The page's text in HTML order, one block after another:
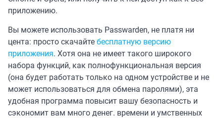
приложению.
Вы можете использовать Passwarden, не платя ни
цента: просто скачайте бесплатную версию
приложения. Хотя она не имеет такого широкого
набора функций, как полнофункциональная версия
(она будет работать только на одном устройстве и не
может использоваться для обмена паролями), эта
удобная программа повысит вашу безопасность и
сэкономит вам много денег. времени и умственных